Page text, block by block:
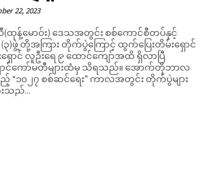
22, 2023
(ထုန့်မောဝ်း) ဒေသအတွင်း စစ်ကောင်စီတပ်နှင့်
)ဖွဲ့ တို့အကြား တိုက်ပွဲကြောင့် ထွက်ပြေးတိမ်းရှောင်
ာင် လူဦးရေ ၉ ထောင်ကျော်အထိ ရှိလာပြီ
ကော်မတီများထံမှ သိရသည်။ အောက်တိုဘာလ
“၁၀၂၇ စစ်ဆင်ရေး” ကာလအတွင်း တိုက်ပွဲများ
းသည်...